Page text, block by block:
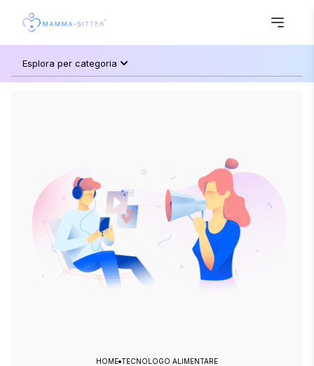
Esplora per categoria
HOME TECNOLOGO ALIMENTARE